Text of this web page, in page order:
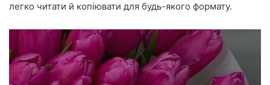
легко читати й копіювати для будь-якого формату.